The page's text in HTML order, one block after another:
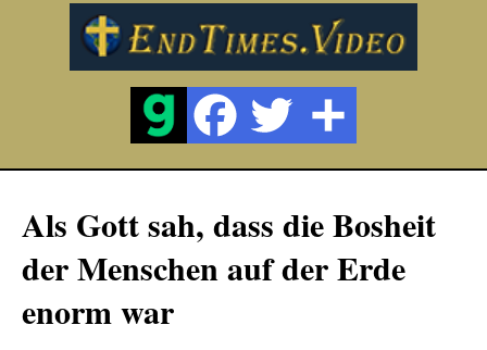
Als Gott sah, dass die Bosheit
der Menschen auf der Erde
enorm war